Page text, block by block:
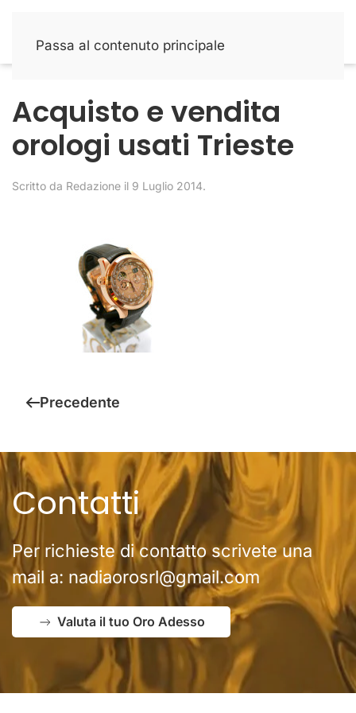
Passa al contenuto principale
Acquisto e vendita
orologi usati Trieste
Scritto da Redazione il 9 Luglio 2014.
Precedente
Contatti
Per richieste di contatto scrivete una
mail a: nadiaorosrl@gmail.com
Valuta il tuo Oro Adesso